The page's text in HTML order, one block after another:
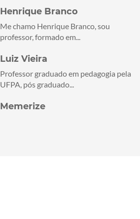
Henrique Branco
Me chamo Henrique Branco, sou
professor, formado em...
Luiz Vieira
Professor graduado em pedagogia pela
UFPA, pós graduado...
Memerize